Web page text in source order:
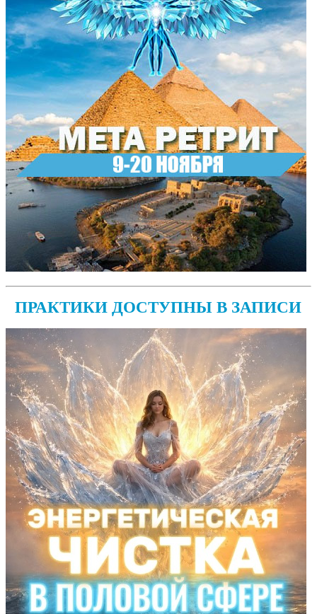
ПРАКТИКИ ДОСТУПНЫ В ЗАПИСИ